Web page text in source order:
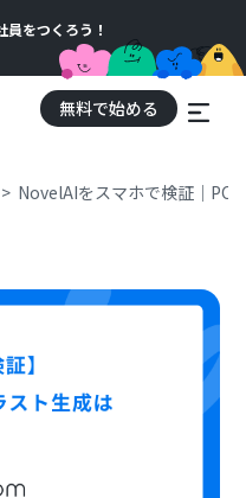
をつくろう！
無料で始める
NovelAIをスマホで検証｜PC